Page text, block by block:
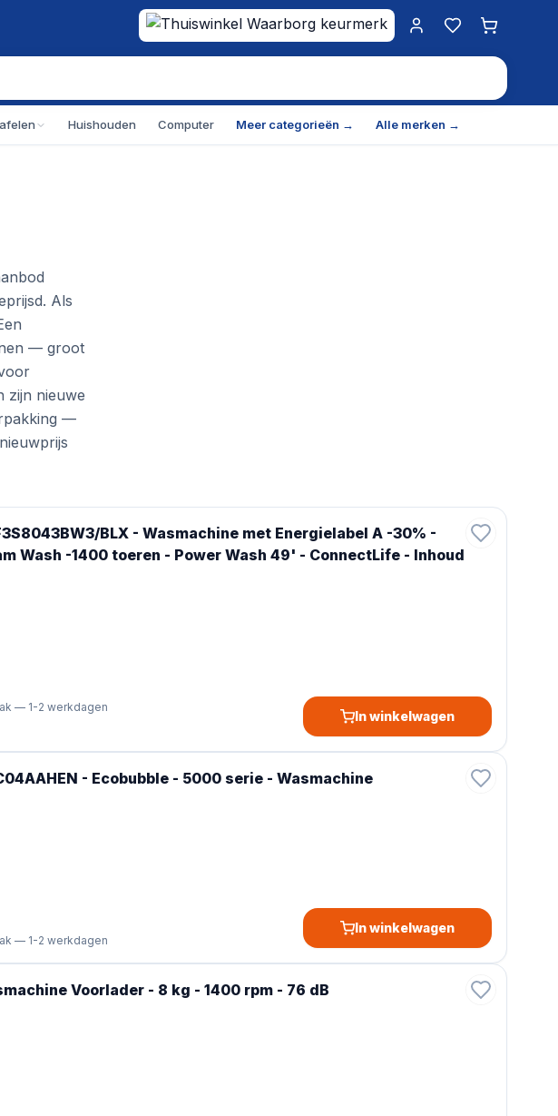
Mijn account
Favorieten
Huishouden Computer Meer categorieën → Alle merken →
Als
— groot
zijn nieuwe
—
BLX - Wasmachine met Energielabel A -30% -
Wash -1400 toeren - Power Wash 49' - ConnectLife - Inhoud
— 1-2 werkdagen
In winkelwagen
- Ecobubble - 5000 serie - Wasmachine
— 1-2 werkdagen
In winkelwagen
Voorlader - 8 kg - 1400 rpm - 76 dB